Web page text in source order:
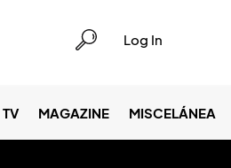
Log In
TV MAGAZINE MISCELÁNEA